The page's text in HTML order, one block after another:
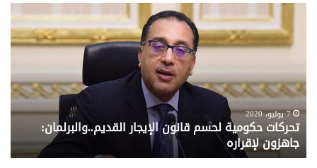
تحركات
حكومية
لحسم
قانون
القديم..والبرلمان:
جاهزون
لإقراره
7 يوليو، 2020
تحركات حكومية لحسم قانون الإيجار القديم..والبرلمان:
جاهزون لإقراره
..
من